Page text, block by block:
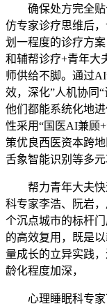
确保处方完全贴
仿专家诊疗思维后
划一程度的诊疗方
和辅帮诊疗+青年大
师供给不脚。通过
效，深化”人机协同
他们都能系统化地
性采用“国医AI兼顾
策优良西医资本跨
舌象智能识别等多元
帮力青年大夫快
科专家李浩、阮岩
个沉点城市的标杆
的高效复用，既是
量成长的立异实践
龄化程度加深，
心理睡眠科专家